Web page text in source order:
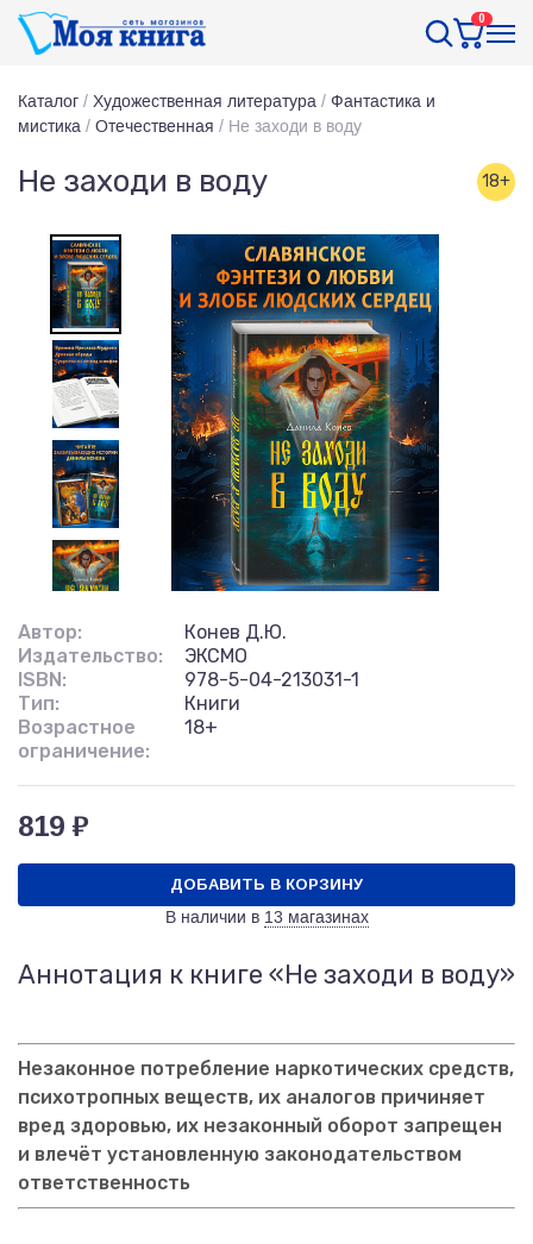
0
Каталог / Художественная литература / Фантастика и
мистика / Отечественная / Не заходи в воду
Не заходи в воду 18+
Автор:
Конев Д.Ю.
Издательство:
ЭКСМО
ISBN:
978-5-04-213031-1
Тип:
Книги
Возрастное
ограничение:
18+
819 ₽
ДОБАВИТЬ В КОРЗИНУ
В наличии в 13 магазинах
Аннотация к книге «Не заходи в воду»
Незаконное потребление наркотических средств,
психотропных веществ, их аналогов причиняет
вред здоровью, их незаконный оборот запрещен
и влечёт установленную законодательством
ответственность